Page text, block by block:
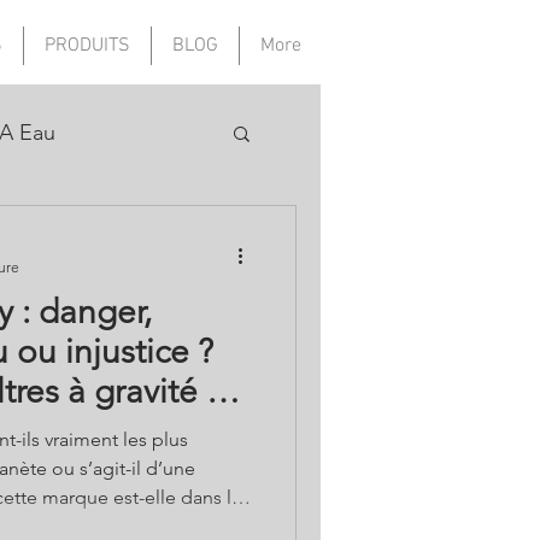
PRODUITS BLOG More
Eau
: danger,
ou injustice ?
à gravité et
ils vraiment les plus
ou s’agit-il d’une